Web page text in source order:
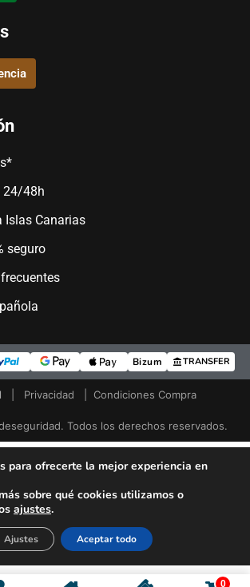
24/48h
Islas Canarias
seguro
Bizum TRANSFER
Privacidad Condiciones Compra
Todos los derechos reservados.
0
para ofrecerte la mejor experiencia en
sobre qué cookies utilizamos o
ajustes.
Aceptar todo
Ajustes